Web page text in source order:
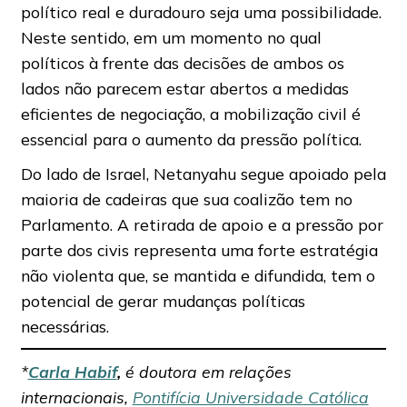
político real e duradouro seja uma possibilidade.
Neste sentido, em um momento no qual
políticos à frente das decisões de ambos os
lados não parecem estar abertos a medidas
eficientes de negociação, a mobilização civil é
essencial para o aumento da pressão política.
Do lado de Israel, Netanyahu segue apoiado pela
maioria de cadeiras que sua coalizão tem no
Parlamento. A retirada de apoio e a pressão por
parte dos civis representa uma forte estratégia
não violenta que, se mantida e difundida, tem o
potencial de gerar mudanças políticas
necessárias.
*Carla Habif, é doutora em relações
internacionais, Pontifícia Universidade Católica